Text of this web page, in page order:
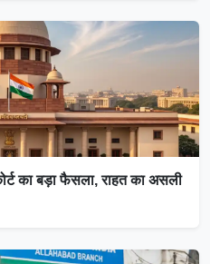
का बड़ा फैसला, राहत का असली